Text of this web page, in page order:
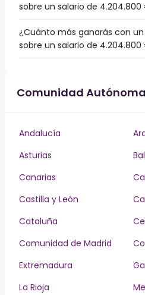
sobre un salario de 4.204.800
¿Cuánto más ganarás con
sobre un salario de 4.204.800
Comunidad Autónoma
Andalucía
Asturias
Canarias
Castilla y León
Cataluña
Comunidad de Madrid
Extremadura
La Rioja